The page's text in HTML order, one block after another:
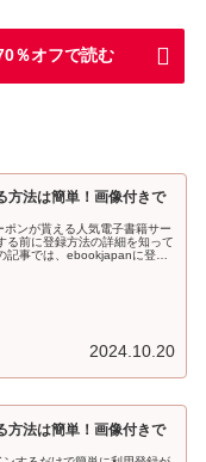
％オフで読む
方法は簡単！画像付きで
ンが貰える人気電子書籍サー
る前に登録方法の詳細を知って
記事では、ebookjapanに登録
2024.10.20
方法は簡単！画像付きで